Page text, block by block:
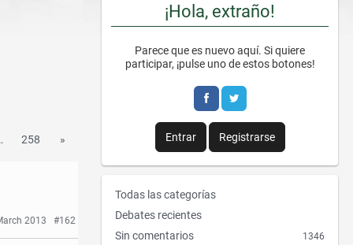
258 »
2013 #162
¡Hola, extraño!
Parece que es nuevo aquí. Si quiere
participar, ¡pulse uno de estos botones!
Entrar Registrarse
E
n
Todas las categorías
Debates recientes
Sin comentarios
1346